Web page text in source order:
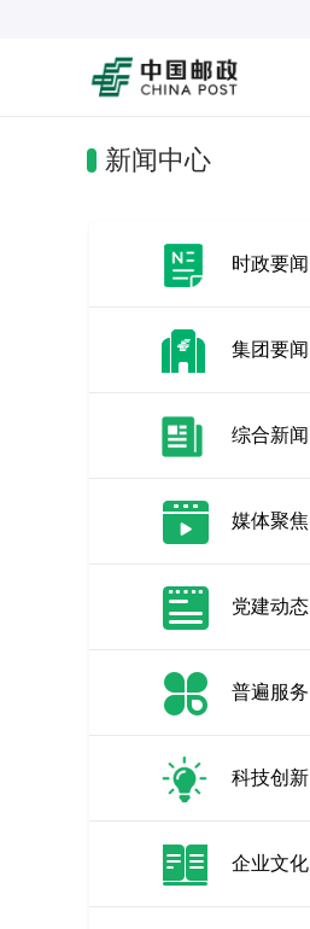
新闻中心
时政要闻
集团要闻
综合新闻
媒体聚焦
党建动态
普遍服务
科技创新
企业文化